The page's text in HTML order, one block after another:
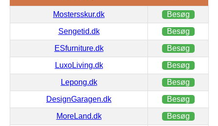
Mostersskur.dk Besøg
Sengetid.dk Besøg
ESfurniture.dk Besøg
LuxoLiving.dk Besøg
Lepong.dk Besøg
DesignGaragen.dk Besøg
MoreLand.dk Besøg